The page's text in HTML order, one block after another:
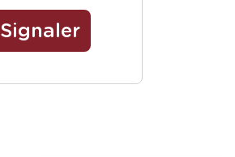
Signaler